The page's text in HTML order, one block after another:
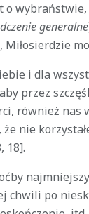
wybraństwie,
generalne
Miłosierdzie
i dla
przez
również nas
że nie
18].
chwili po